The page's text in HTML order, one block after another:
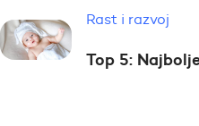
Rast i razvoj
Top 5: